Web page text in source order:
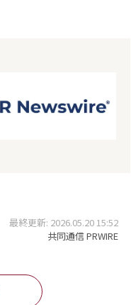
最終更新: 2026.05.20 15:52
共同通信 PRWIRE